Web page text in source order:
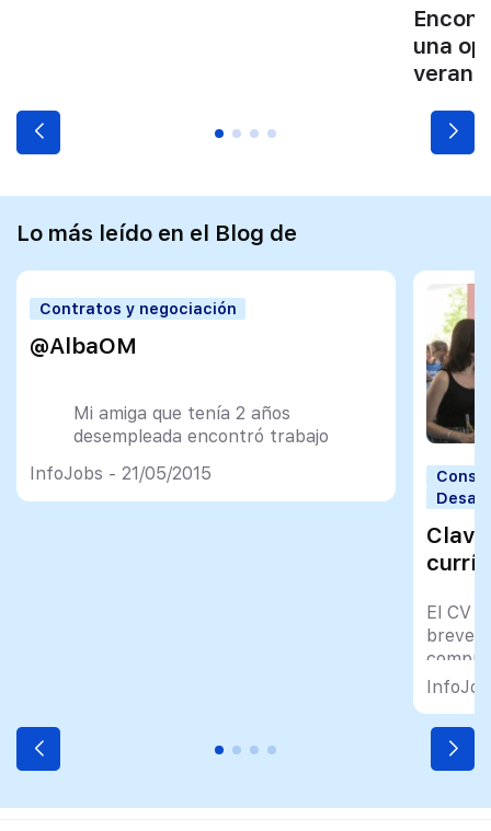
una
verano
Lo más leído en el Blog de
Contratos y negociación
@AlbaOM
Mi amiga que tenía 2 años
desempleada encontró trabajo
#GraciasAInternet
#DiaDelInternet
InfoJobs - 21/05/2015
El CV
breve,